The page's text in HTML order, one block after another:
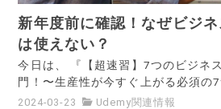
新年度前に確認！なぜビジ
は使えない？
今日は、 『【超速習】7つのビジネ
門！〜生産性が今すぐ上がる必須の
2024-03-23 Udemy関連情報